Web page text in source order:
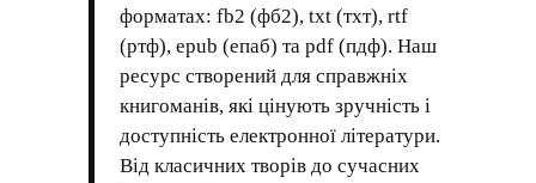
форматах: fb2 (фб2), txt (тхт), rtf
(ртф), epub (епаб) та pdf (пдф). Наш
ресурс створений для справжніх
книгоманів, які цінують зручність і
доступність електронної літератури.
Від класичних творів до сучасних